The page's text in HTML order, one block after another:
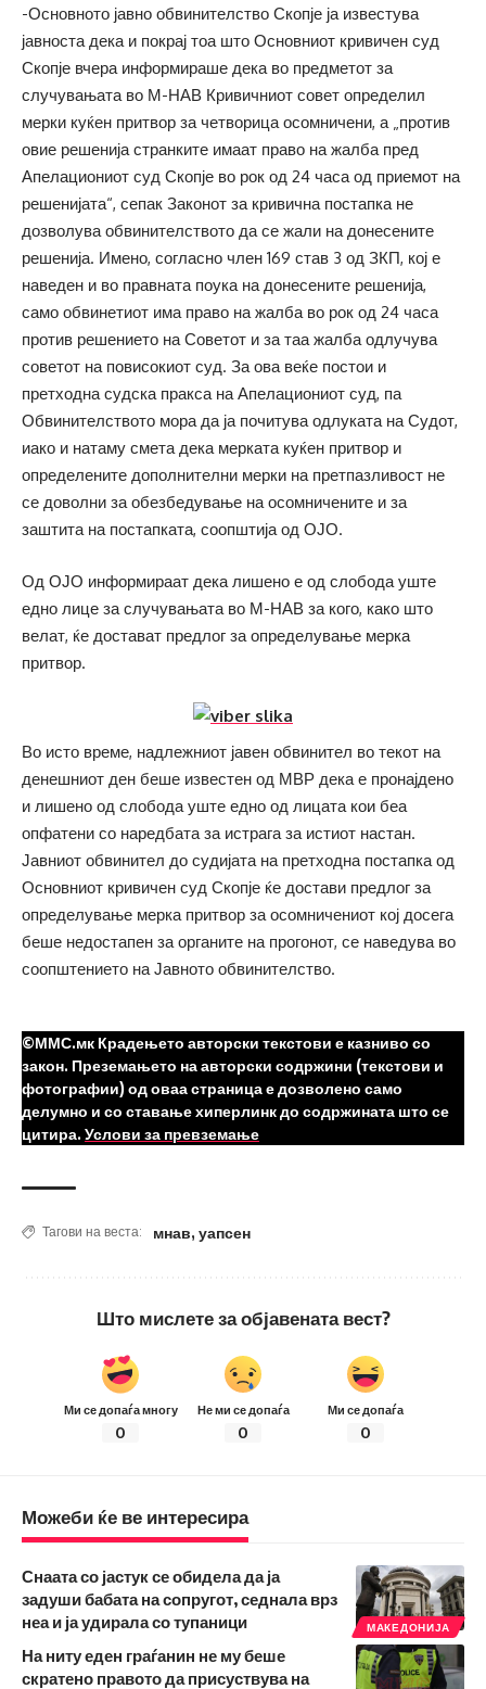
-Основното јавно обвинителство Скопје ја известува
јавноста дека и покрај тоа што Основниот кривичен суд
Скопје вчера информираше дека во предметот за
случувањата во М-НАВ Кривичниот совет определил
мерки куќен притвор за четворица осомничени, а „против
овие решенија странките имаат право на жалба пред
Апелациониот суд Скопје во рок од 24 часа од приемот на
решенијата“, сепак Законот за кривична постапка не
дозволува обвинителството да се жали на донесените
решенија. Имено, согласно член 169 став 3 од ЗКП, кој е
наведен и во правната поука на донесените решенија,
само обвинетиот има право на жалба во рок од 24 часа
против решението на Советот и за таа жалба одлучува
советот на повисокиот суд. За ова веќе постои и
претходна судска пракса на Апелациониот суд, па
Обвинителството мора да ја почитува одлуката на Судот,
иако и натаму смета дека мерката куќен притвор и
определените дополнителни мерки на претпазливост не
се доволни за обезбедување на осомничените и за
заштита на постапката, соопштија од ОЈО.
Од ОЈО информираат дека лишено е од слобода уште
едно лице за случувањата во М-НАВ за кого, како што
велат, ќе достават предлог за определување мерка
притвор.
Во исто време, надлежниот јавен обвинител во текот на
денешниот ден беше известен од МВР дека е пронајдено
и лишено од слобода уште едно од лицата кои беа
опфатени со наредбата за истрага за истиот настан.
Јавниот обвинител до судијата на претходна постапка од
Основниот кривичен суд Скопје ќе достави предлог за
определување мерка притвор за осомничениот кој досега
беше недостапен за органите на прогонот, се наведува во
соопштението на Јавното обвинителство.
©ММС.мк Крадењето авторски текстови е казниво со
закон. Преземањето на авторски содржини (текстови и
фотографии) од оваа страница е дозволено само
делумно и со ставање хиперлинк до содржината што се
цитира. Услови за превземање
Тагови на веста: мнав, уапсен
Што мислете за објавената вест?
Ми се допаѓа многу
0
Не ми се допаѓа
0
Ми се допаѓа
0
Можеби ќе ве интересира
МАКЕДОНИЈА
Снаата со јастук се обидела да ја
задуши бабата на сопругот, седнала врз
неа и ја удирала со тупаници
На ниту еден граѓанин не му беше
скратено правото да присуствува на